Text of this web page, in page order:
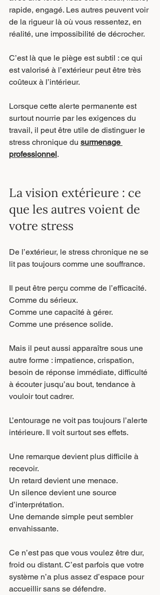
rapide, engagé. Les autres peuvent voir
de la rigueur là où vous ressentez, en
réalité, une impossibilité de décrocher.
C’est là que le piège est subtil : ce qui
est valorisé à l’extérieur peut être très
coûteux à l’intérieur.
Lorsque cette alerte permanente est
surtout nourrie par les exigences du
travail, il peut être utile de distinguer le
stress chronique du surmenage
professionnel.
La vision extérieure : ce
que les autres voient de
votre stress
De l’extérieur, le stress chronique ne se
lit pas toujours comme une souffrance.
Il peut être perçu comme de l’efficacité.
Comme du sérieux.
Comme une capacité à gérer.
Comme une présence solide.
Mais il peut aussi apparaître sous une
autre forme : impatience, crispation,
besoin de réponse immédiate, difficulté
à écouter jusqu’au bout, tendance à
vouloir tout cadrer.
L’entourage ne voit pas toujours l’alerte
intérieure. Il voit surtout ses effets.
Une remarque devient plus difficile à
recevoir.
Un retard devient une menace.
Un silence devient une source
d’interprétation.
Une demande simple peut sembler
envahissante.
Ce n’est pas que vous voulez être dur,
froid ou distant. C’est parfois que votre
système n’a plus assez d’espace pour
accueillir sans se défendre.